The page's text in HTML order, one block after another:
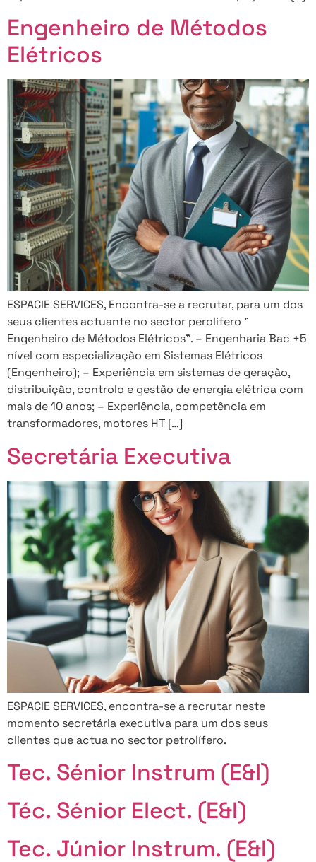
Engenheiro de Métodos
Elétricos
ESPACIE SERVICES, Encontra-se a recrutar, para um dos
seus clientes actuante no sector perolífero ”
Engenheiro de Métodos Elétricos”. – Engenharia Bac +5
nível com especialização em Sistemas Elétricos
(Engenheiro); – Experiência em sistemas de geração,
distribuição, controlo e gestão de energia elétrica com
mais de 10 anos; – Experiência, competência em
transformadores, motores HT […]
Secretária Executiva
ESPACIE SERVICES, encontra-se a recrutar neste
momento secretária executiva para um dos seus
clientes que actua no sector petrolífero.
Tec. Sénior Instrum (E&I)
Téc. Sénior Elect. (E&I)
Tec. Júnior Instrum. (E&I)